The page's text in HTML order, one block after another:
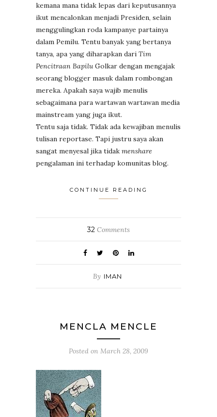
kemana mana tidak lepas dari keputusannya
ikut mencalonkan menjadi Presiden, selain
menggulingkan roda kampanye partainya
dalam Pemilu. Tentu banyak yang bertanya
tanya, apa yang diharapkan dari Tim
Pencitraan Bapilu Golkar dengan mengajak
seorang blogger masuk dalam rombongan
mereka. Apakah saya wajib menulis
sebagaimana para wartawan wartawan media
mainstream yang juga ikut.
Tentu saja tidak. Tidak ada kewajiban menulis
tulisan reportase. Tapi justru saya akan
sangat menyesal jika tidak menshare
pengalaman ini terhadap komunitas blog.
CONTINUE READING
32 Comments
By IMAN
MENCLA MENCLE
Posted on March 28, 2009